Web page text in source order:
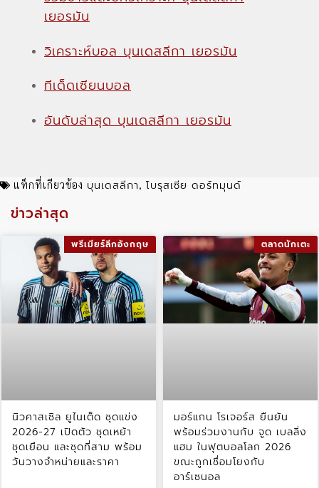
เยอรมัน
วิเคราะห์บอล บุนเดสลีกา เยอรมัน
ทีเด็ดเซียนบอล
อันดับล่าสุด บุนเดสลีกา เยอรมัน
แท็กที่เกียวข้อง บุนเดสลีกา, โบรุสเซีย ดอร์ทมุนด์
ข่าวล่าสุด
พรีเมียร์ลีกอังกฤษ
นิวคาสเซิล ยูไนเต็ด ชุดแข่ง
2026-27 เปิดตัว ชุดเหย้า
ชุดเยือน และชุดที่สาม พร้อม
วันวางจำหน่ายและราคา
ตลาดนักเตะ
มอร์แกน โรเจอร์ส ยืนยัน
พร้อมร่วมงานกับ จูด เบลลิ่ง
แฮม ในฟุตบอลโลก 2026
ขณะถูกเชื่อมโยงกับ
อาร์เซนอล